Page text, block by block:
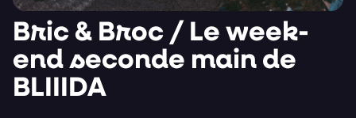
Bric & Broc / Le week-
end seconde main de
BLIIIDA